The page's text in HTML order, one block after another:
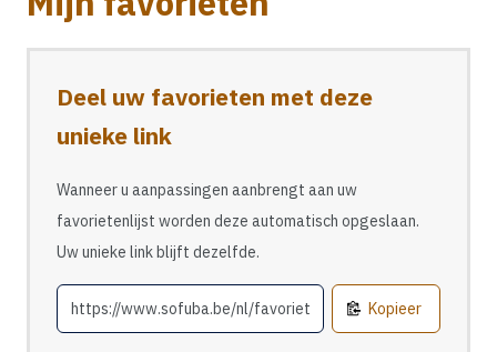
Deel uw favorieten met deze
unieke link
Wanneer u aanpassingen aanbrengt aan uw
favorietenlijst worden deze automatisch opgeslaan.
Uw unieke link blijft dezelfde.
Kopieer